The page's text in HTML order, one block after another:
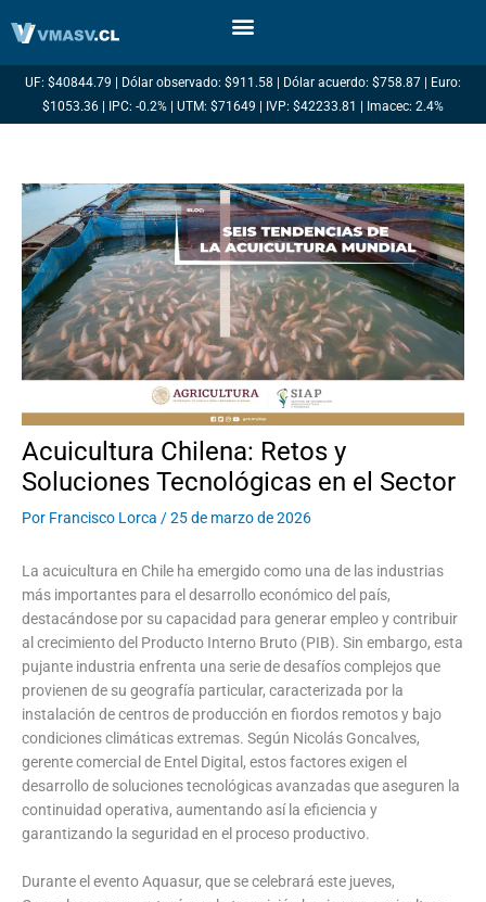
UF: $40844.79 | Dólar observado: $911.58 | Dólar acuerdo: $758.87 | Euro:
$1053.36 | IPC: -0.2% | UTM: $71649 | IVP: $42233.81 | Imacec: 2.4%
Acuicultura Chilena: Retos y
Soluciones Tecnológicas en el Sector
Por Francisco Lorca /25 de marzo de 2026
La acuicultura en Chile ha emergido como una de las industrias
más importantes para el desarrollo económico del país,
destacándose por su capacidad para generar empleo y contribuir
al crecimiento del Producto Interno Bruto (PIB). Sin embargo, esta
pujante industria enfrenta una serie de desafíos complejos que
provienen de su geografía particular, caracterizada por la
instalación de centros de producción en fiordos remotos y bajo
condiciones climáticas extremas. Según Nicolás Goncalves,
gerente comercial de Entel Digital, estos factores exigen el
desarrollo de soluciones tecnológicas avanzadas que aseguren la
continuidad operativa, aumentando así la eficiencia y
garantizando la seguridad en el proceso productivo.
Durante el evento Aquasur, que se celebrará este jueves,